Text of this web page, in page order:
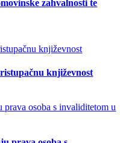
zahvalnosti te
književnost